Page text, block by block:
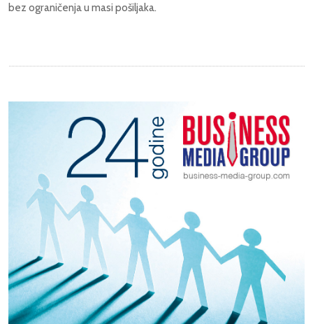
bez ograničenja u masi pošiljaka.